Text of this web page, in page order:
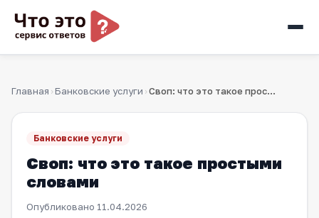
Главная › Банковские услуги › Своп: что это такое простыми словами
Банковские услуги
Своп: что это такое простыми
словами
Опубликовано 11.04.2026